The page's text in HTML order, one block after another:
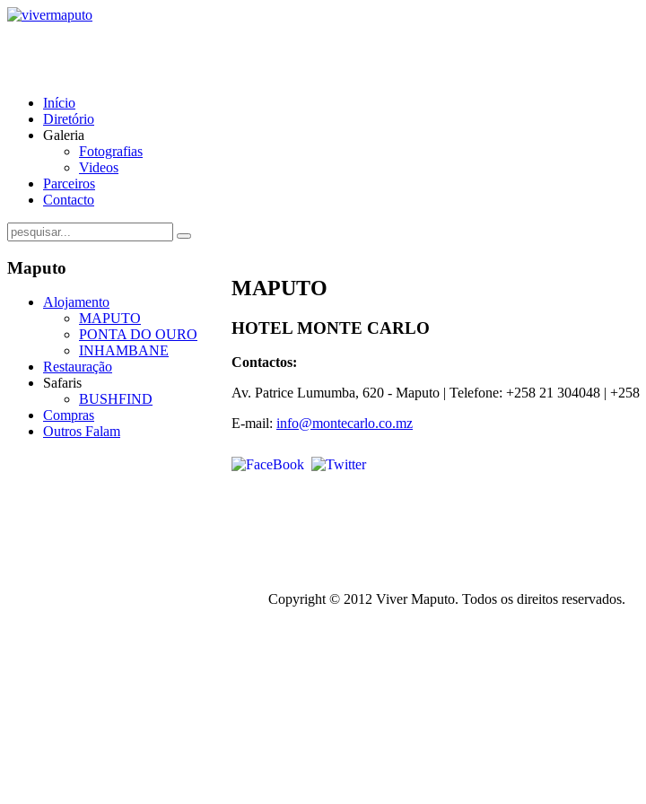
Início
Diretório
Galeria
Fotografias
Videos
Parceiros
Contacto
MAPUTO
HOTEL MONTE CARLO
Contactos:
Av. Patrice Lumumba, 620 - Maputo | Telefone: +258 21 304048 | +258
E-mail: info@montecarlo.co.mz
Maputo
Alojamento
MAPUTO
PONTA DO OURO
INHAMBANE
Restauração
Safaris
BUSHFIND
Compras
Outros Falam
Copyright © 2012 Viver Maputo. Todos os direitos reservados.